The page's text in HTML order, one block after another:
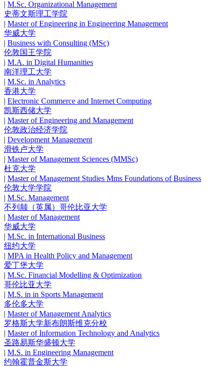
| M.Sc. Organizational Management
史蒂文斯理工学院
| Master of Engineering in Engineering Management
华威大学
| Business with Consulting (MSc)
伦敦国王学院
| M.A. in Digital Humanities
南洋理工大学
| M.Sc. in Analytics
香港大学
| Electronic Commerce and Internet Computing
凯斯西储大学
| Master of Engineering and Management
伦敦政治经济学院
| Development Management
滑铁卢大学
| Master of Management Sciences (MMSc)
杜克大学
| Master of Management Studies Mms Foundations of Business
伦敦大学学院
| M.Sc. Management
不列颠（英属）哥伦比亚大学
| Master of Management
华威大学
| M.Sc. in International Business
纽约大学
| MPA in Health Policy and Management
爱丁堡大学
| M.Sc. Financial Modelling & Optimization
哥伦比亚大学
| M.S. in in Sports Management
多伦多大学
| Master of Management Analytics
罗格斯大学新布朗斯维克分校
| Master of Information Technology and Analytics
圣路易斯华盛顿大学
| M.S. in Engineering Management
约翰霍普金斯大学